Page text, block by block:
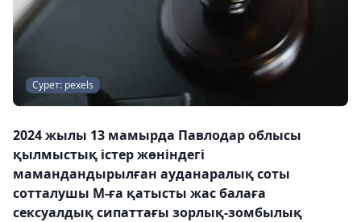
Сурет: pexels
2024 жылы 13 мамырда Павлодар облысы
қылмыстық істер жөніндегі
мамандандырылған ауданаралық соты
сотталушы М-ға қатысты жас балаға
сексуалдық сипаттағы зорлық-зомбылық